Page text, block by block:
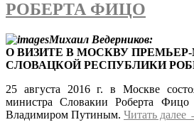
РОБЕРТА ФИЦО
Михаил Ведерников:
О ВИЗИТЕ В МОСКВУ
СЛОВАЦКОЙ РЕСПУБЛИКИ
25 августа 2016 г. в Москве
министра Словакии Роберта Фицо
Владимиром Путиным. Читать далее